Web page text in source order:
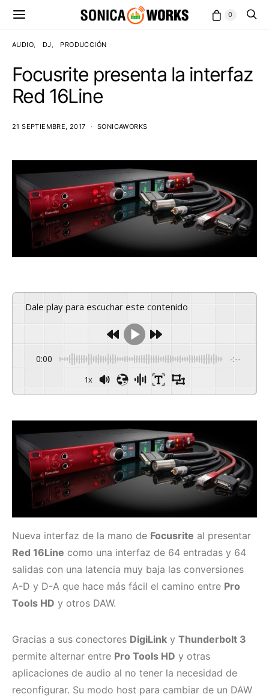
0
AUDIO DJ PRODUCCIÓN
Focusrite presenta la interfaz
Red 16Line
21 SEPTIEMBRE, 2017 SONICAWORKS
Dale play para escuchar este contenido
0:00 -:--
1x
Nueva interfaz de la mano de Focusrite al presentar
Red 16Line como una interfaz de 64 entradas y 64
salidas con una latencia muy baja las conversiones
A-D y D-A que hace más fácil el camino entre Pro
Tools HD y otros DAW.
Gracias a sus conectores DigiLink y Thunderbolt 3
permite alternar entre Pro Tools HD y otras
aplicaciones de audio al no tener la necesidad de
reconfigurar. Su modo host para cambiar de un DAW